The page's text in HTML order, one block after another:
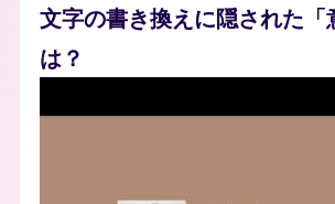
文字の書き換えに隠された「
は？